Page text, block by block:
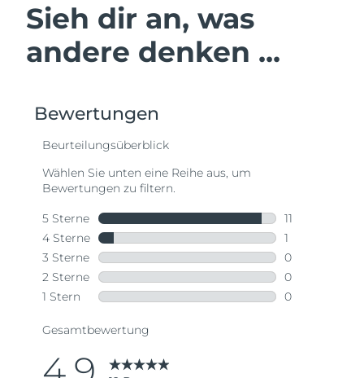
Sieh dir an, was
andere denken ...